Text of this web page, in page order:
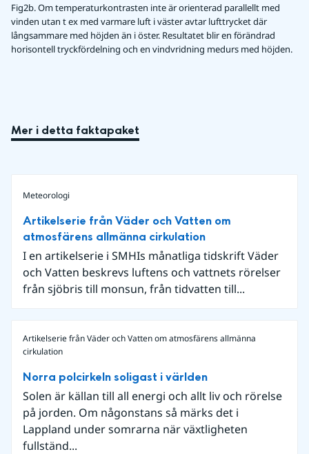
Fig2b. Om temperaturkontrasten inte är orienterad parallellt med
vinden utan t ex med varmare luft i väster avtar lufttrycket där
långsammare med höjden än i öster. Resultatet blir en förändrad
horisontell tryckfördelning och en vindvridning medurs med höjden.
Mer i detta faktapaket
Meteorologi
Artikelserie från Väder och Vatten om
atmosfärens allmänna cirkulation
I en artikelserie i SMHIs månatliga tidskrift Väder
och Vatten beskrevs luftens och vattnets rörelser
från sjöbris till monsun, från tidvatten till...
Artikelserie från Väder och Vatten om atmosfärens allmänna
cirkulation
Norra polcirkeln soligast i världen
Solen är källan till all energi och allt liv och rörelse
på jorden. Om någonstans så märks det i
Lappland under somrarna när växtligheten
fullständ...